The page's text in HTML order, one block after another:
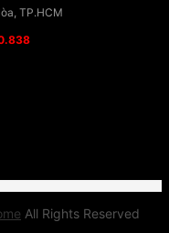
TP.HCM
All Rights Reserved